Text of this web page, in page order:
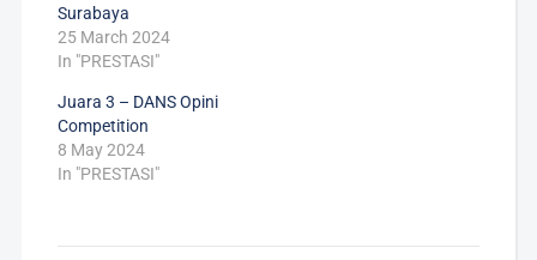
Surabaya
25 March 2024
In "PRESTASI"
Juara 3 – DANS Opini
Competition
8 May 2024
In "PRESTASI"